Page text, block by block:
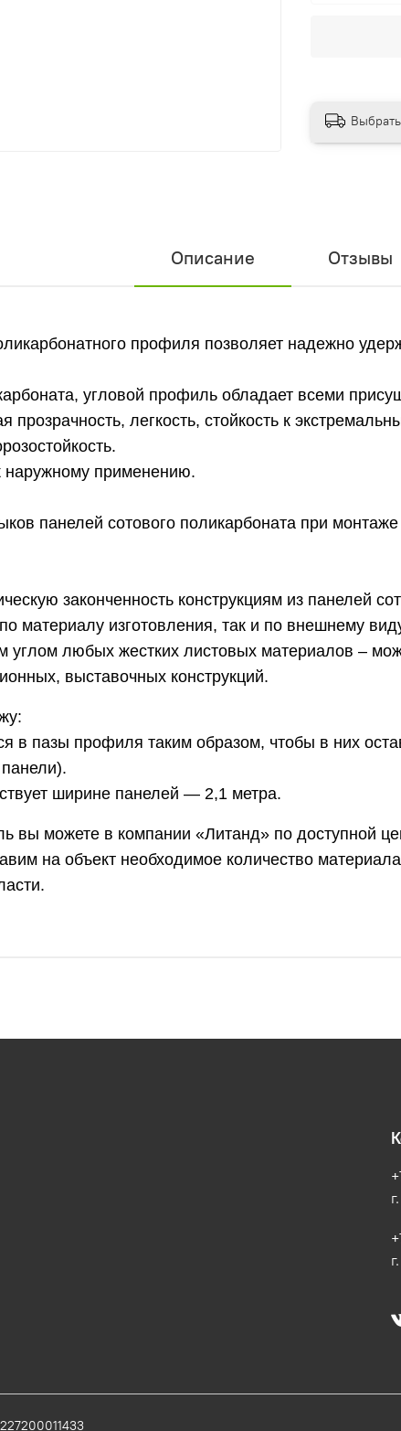
Выбрать
Описание Отзывы
профиля позволяет надежно
угловой профиль обладает всеми
прозрачность, легкость, стойкость к
применению.
панелей сотового поликарбоната при монтаже
законченность конструкциям из панелей
материалу изготовления, так и по внешнему
любых жестких листовых материалов –
выставочных конструкций.
в пазы профиля таким образом, чтобы в них
ширине панелей — 2,1 метра.
вы можете в компании «Литанд» по доступной
на объект необходимое количество